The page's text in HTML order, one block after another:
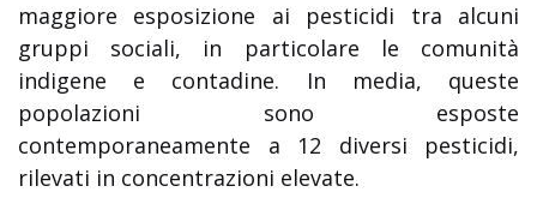
maggiore esposizione ai pesticidi tra alcuni
gruppi sociali, in particolare le comunità
indigene e contadine. In media, queste
popolazioni sono esposte
contemporaneamente a 12 diversi pesticidi,
rilevati in concentrazioni elevate.